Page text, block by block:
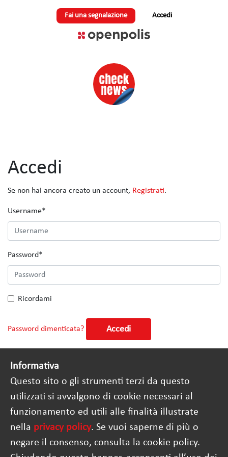
Fai una segnalazione Accedi
Accedi
Se non hai ancora creato un account, Registrati.
Username*
Password*
Ricordami
Password dimenticata? Accedi
Questo progetto è co-finanziato dall'Unione Europea
nell'ambito del Programma Diritti, Uguaglianza e
Informativa
Questo sito o gli strumenti terzi da questo
utilizzati si avvalgono di cookie necessari al
funzionamento ed utili alle finalità illustrate
nella privacy policy. Se vuoi saperne di più o
negare il consenso, consulta la cookie policy.